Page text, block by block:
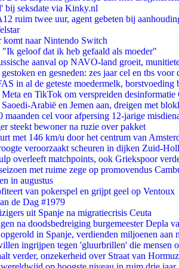
bij seksdate via Kinky.nl
ruim twee uur, agent gebeten bij
komt naar Nintendo Switch
"Ik geloof dat ik heb gefaald als moeder"
aanval op NAVO-land groeit,
en gesneden: zes jaar cel en tbs voor
in al de geteste moedermelk, borstvoeding
en TikTok om verspreiden desinformatie
Arabië en Jemen aan, dreigen met
cel voor afpersing 12-jarige
steekt bewoner na ruzie over pakket
met 146 km/u door het centrum van
veroorzaakt scheuren in dijken Zuid-
overleeft matchpoints, ook Griekspoor
met ruime zege op promovendus
in augustus
van pokerspel en grijpt geel op Ventoux
de Dag #1979
uit Spanje na migratiecrisis Ceuta
na doodsbedreiging burgemeester Depla
in Spanje, verdienden miljoenen aan
ingrijpen tegen 'gluurbrillen' die mensen
verder, onzekerheid over Straat van